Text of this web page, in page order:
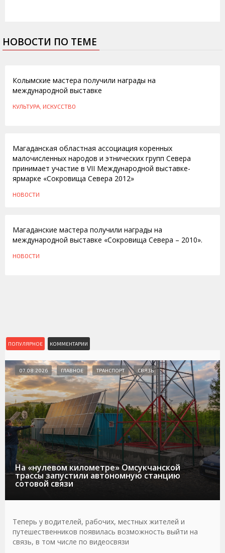
НОВОСТИ ПО ТЕМЕ
Колымские мастера получили награды на
международной выставке
КУЛЬТУРА, ИСКУССТВО
Магаданская областная ассоциация коренных
малочисленных народов и этнических групп Севера
принимает участие в VII Международной выставке-
ярмарке «Сокровища Севера 2012»
НОВОСТИ
Магаданские мастера получили награды на
международной выставке «Сокровища Севера – 2010».
НОВОСТИ
ПОПУЛЯРНОЕ КОММЕНТАРИИ
На «нулевом километре» Омсукчанской
трассы запустили автономную станцию
сотовой связи
07.08.2026 ГЛАВНОЕ ТРАНСПОРТ СВЯЗЬ
Теперь у водителей, рабочих, местных жителей и
путешественников появилась возможность выйти на
связь, в том числе по видеосвязи